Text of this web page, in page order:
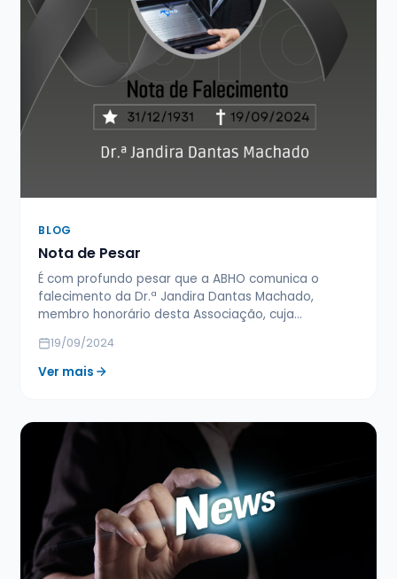
BLOG
Nota de Pesar
É com profundo pesar que a ABHO comunica o
falecimento da Dr.ª Jandira Dantas Machado,
membro honorário desta Associação, cuja…
19/09/2024
Ver mais